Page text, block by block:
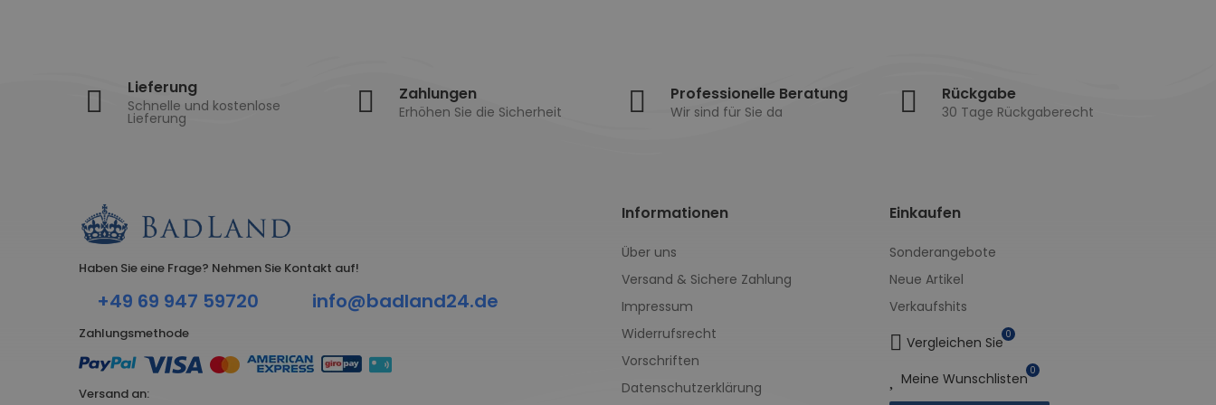
Lieferung
Schnelle und kostenlose
Lieferung
Zahlungen
Erhöhen Sie die Sicherheit
Professionelle Beratung
Wir sind für Sie da
Rückgabe
30 Tage Rückgaberecht
Haben Sie eine Frage? Nehmen Sie Kontakt auf!
+49 69 947 59720 info@badland24.de
Zahlungsmethode
Versand an:
Informationen
Über uns
Versand & Sichere Zahlung
Impressum
Widerrufsrecht
Vorschriften
Datenschutzerklärung
Einkaufen
Sonderangebote
Neue Artikel
Verkaufshits
Vergleichen Sie 0
Meine Wunschlisten 0